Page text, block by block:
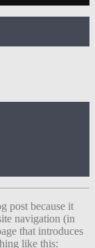
post because it
navigation (in
that introduces
like this: